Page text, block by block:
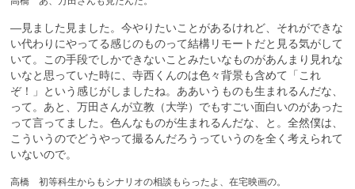
—見ました見ました。今やりたいことがあるけれど、それができな
い代わりにやってる感じのものって結構リモートだと見る気がして
いて。この手段でしかできないことみたいなものがあんまり見れな
いなと思っていた時に、寺西くんのは色々背景も含めて「これ
ぞ！」という感じがしましたね。ああいうものも生まれるんだな、
って。あと、万田さんが立教（大学）でもすごい面白いのがあった
って言ってました。色んなものが生まれるんだな、と。全然僕は、
こういうのでどうやって撮るんだろうっていうのを全く考えられて
いないので。
高橋 初等科生からもシナリオの相談もらったよ、在宅映画の。